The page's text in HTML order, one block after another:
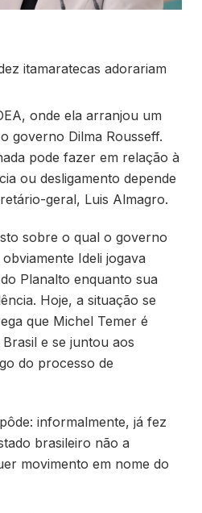
itamaratecas adorariam
onde ela arranjou um
governo Dilma Rousseff.
pode fazer em relação à
ou desligamento depende
geral, Luis Almagro.
sobre o qual o governo
Ideli jogava
Planalto enquanto sua
Hoje, a situação se
que Michel Temer é
e se juntou aos
do processo de
informalmente, já fez
brasileiro não a
movimento em nome do